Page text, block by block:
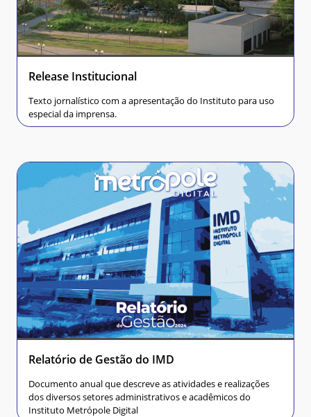
Release Institucional
Texto jornalístico com a apresentação do Instituto para uso
especial da imprensa.
Relatório de Gestão do IMD
Documento anual que descreve as atividades e realizações
dos diversos setores administrativos e acadêmicos do
Instituto Metrópole Digital